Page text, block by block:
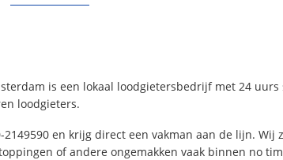
is een lokaal loodgietersbedrijf met 24
loodgieters.
en krijg direct een vakman aan de lijn.
of andere ongemakken vaak binnen no